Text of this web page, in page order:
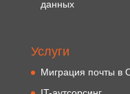
данных
Услуги
Миграция почты в